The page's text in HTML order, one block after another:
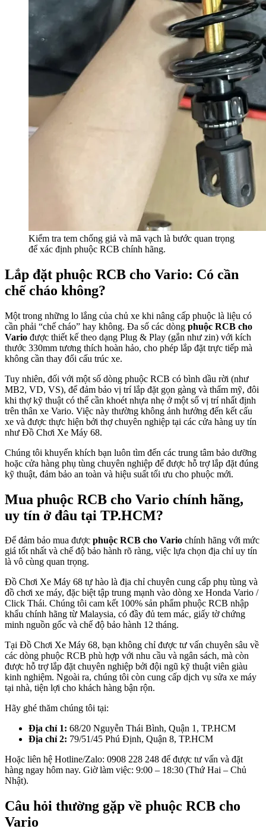
Kiểm tra tem chống giả và mã vạch là bước quan trọng
để xác định phuộc RCB chính hãng.
Lắp đặt phuộc RCB cho Vario: Có cần
chế cháo không?
Một trong những lo lắng của chủ xe khi nâng cấp phuộc là liệu có
cần phải “chế cháo” hay không. Đa số các dòng phuộc RCB cho
Vario được thiết kế theo dạng Plug & Play (gắn như zin) với kích
thước 330mm tương thích hoàn hảo, cho phép lắp đặt trực tiếp mà
không cần thay đổi cấu trúc xe.
Tuy nhiên, đối với một số dòng phuộc RCB có bình dầu rời (như
MB2, VD, VS), để đảm bảo vị trí lắp đặt gọn gàng và thẩm mỹ, đôi
khi thợ kỹ thuật có thể cần khoét nhựa nhẹ ở một số vị trí nhất định
trên thân xe Vario. Việc này thường không ảnh hưởng đến kết cấu
xe và được thực hiện bởi thợ chuyên nghiệp tại các cửa hàng uy tín
như Đồ Chơi Xe Máy 68.
Chúng tôi khuyến khích bạn luôn tìm đến các trung tâm bảo dưỡng
hoặc cửa hàng phụ tùng chuyên nghiệp để được hỗ trợ lắp đặt đúng
kỹ thuật, đảm bảo an toàn và hiệu suất tối ưu cho phuộc mới.
Mua phuộc RCB cho Vario chính hãng,
uy tín ở đâu tại TP.HCM?
Để đảm bảo mua được phuộc RCB cho Vario chính hãng với mức
giá tốt nhất và chế độ bảo hành rõ ràng, việc lựa chọn địa chỉ uy tín
là vô cùng quan trọng.
Đồ Chơi Xe Máy 68 tự hào là địa chỉ chuyên cung cấp phụ tùng và
đồ chơi xe máy, đặc biệt tập trung mạnh vào dòng xe Honda Vario /
Click Thái. Chúng tôi cam kết 100% sản phẩm phuộc RCB nhập
khẩu chính hãng từ Malaysia, có đầy đủ tem mác, giấy tờ chứng
minh nguồn gốc và chế độ bảo hành 12 tháng.
Tại Đồ Chơi Xe Máy 68, bạn không chỉ được tư vấn chuyên sâu về
các dòng phuộc RCB phù hợp với nhu cầu và ngân sách, mà còn
được hỗ trợ lắp đặt chuyên nghiệp bởi đội ngũ kỹ thuật viên giàu
kinh nghiệm. Ngoài ra, chúng tôi còn cung cấp dịch vụ sửa xe máy
tại nhà, tiện lợi cho khách hàng bận rộn.
Hãy ghé thăm chúng tôi tại:
Địa chỉ 1: 68/20 Nguyễn Thái Bình, Quận 1, TP.HCM
Địa chỉ 2: 79/51/45 Phú Định, Quận 8, TP.HCM
Hoặc liên hệ Hotline/Zalo: 0908 228 248 để được tư vấn và đặt
hàng ngay hôm nay. Giờ làm việc: 9:00 – 18:30 (Thứ Hai – Chủ
Nhật).
Câu hỏi thường gặp về phuộc RCB cho
Vario